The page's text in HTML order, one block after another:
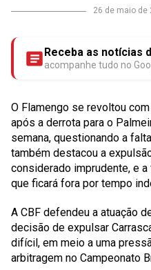
26 de maio de
Receba as notícias
acompanhe tudo no
O Flamengo se revoltou
após a derrota para o
semana, questionando a
também destacou a
considerado imprudente, e
que ficará fora por tempo
A CBF defendeu a atuação
decisão de expulsar
difícil, em meio a uma
arbitragem no Campeonato